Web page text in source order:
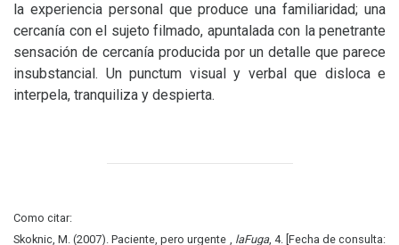
la experiencia personal que produce una familiaridad; una
cercanía con el sujeto filmado, apuntalada con la penetrante
sensación de cercanía producida por un detalle que parece
insubstancial. Un punctum visual y verbal que disloca e
interpela, tranquiliza y despierta.
Como citar:
Skoknic, M. (2007). Paciente, pero urgente , laFuga, 4. [Fecha de consulta: